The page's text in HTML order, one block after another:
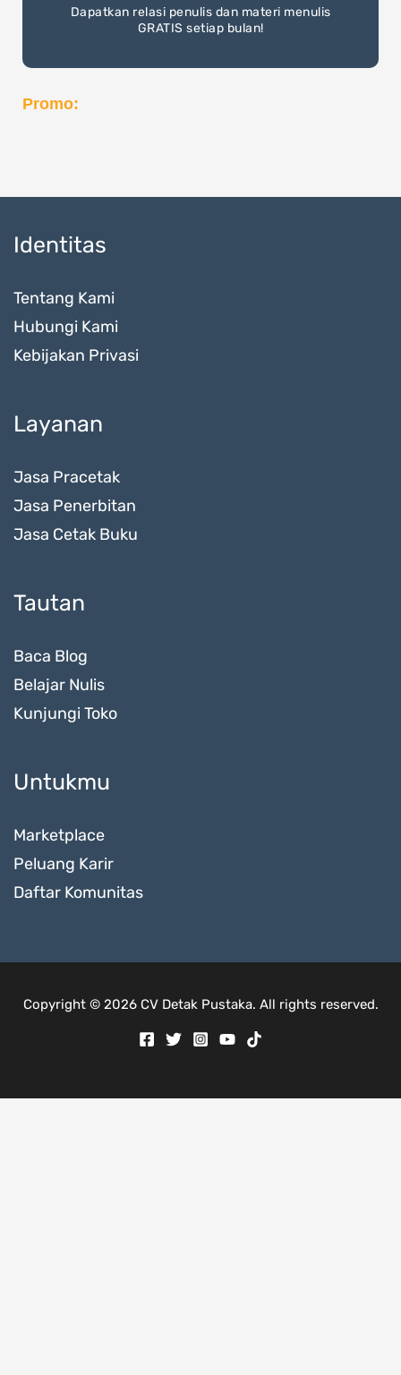
Dapatkan relasi penulis dan materi menulis
GRATIS setiap bulan!
Promo:
Identitas
Tentang Kami
Hubungi Kami
Kebijakan Privasi
Layanan
Jasa Pracetak
Jasa Penerbitan
Jasa Cetak Buku
Tautan
Baca Blog
Belajar Nulis
Kunjungi Toko
Untukmu
Marketplace
Peluang Karir
Daftar Komunitas
Copyright © 2026 CV Detak Pustaka. All rights reserved.